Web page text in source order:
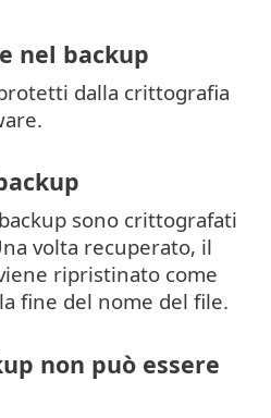
nel backup
dalla crittografia
sono crittografati
volta recuperato, il
ripristinato come
fine del nome del file.
non può essere